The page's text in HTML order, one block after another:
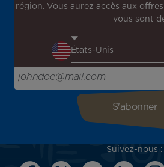
Inscrivez-vous à notre newsletter !
Recevez en avant-première toutes
l'inspiration pour votre prochain
Saisissez votre adresse e-mail ici
Suivez-nous :
région. Vous aurez accès aux
vous sont